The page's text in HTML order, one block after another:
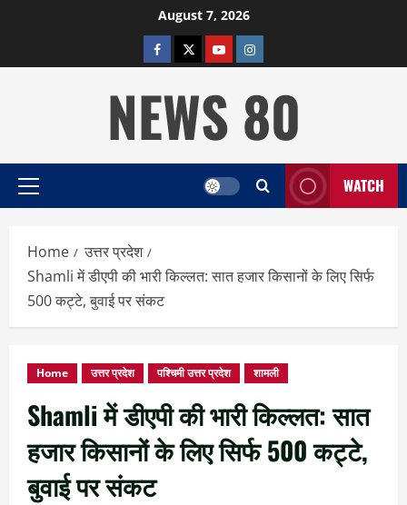
August 7, 2026
facebooktwitterYOUTUBE
instagram
NEWS 80
Primary
WATCH
Home
उत्तर प्रदेश
Shamli में डीएपी की भारी किल्लत: सात हजार किसानों के लिए सिर्फ
500 कट्टे, बुवाई पर संकट
Home उत्तर प्रदेश पश्चिमी उत्तर प्रदेश शामली
Shamli में डीएपी की भारी किल्लत: सात
हजार किसानों के लिए सिर्फ 500 कट्टे,
बुवाई पर संकट